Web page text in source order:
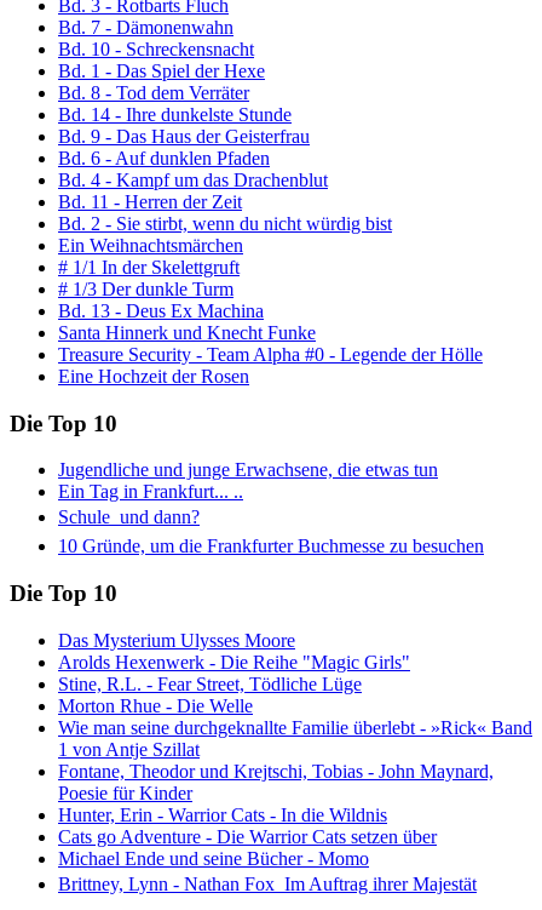
Bd. 3 - Rotbarts Fluch
Bd. 7 - Dämonenwahn
Bd. 10 - Schreckensnacht
Bd. 1 - Das Spiel der Hexe
Bd. 8 - Tod dem Verräter
Bd. 14 - Ihre dunkelste Stunde
Bd. 9 - Das Haus der Geisterfrau
Bd. 6 - Auf dunklen Pfaden
Bd. 4 - Kampf um das Drachenblut
Bd. 11 - Herren der Zeit
Bd. 2 - Sie stirbt, wenn du nicht würdig bist
Ein Weihnachtsmärchen
# 1/1 In der Skelettgruft
# 1/3 Der dunkle Turm
Bd. 13 - Deus Ex Machina
Santa Hinnerk und Knecht Funke
Treasure Security - Team Alpha #0 - Legende der Hölle
Eine Hochzeit der Rosen
Die Top 10
Jugendliche und junge Erwachsene, die etwas tun
Ein Tag in Frankfurt... ..
Schule  und dann?
10 Gründe, um die Frankfurter Buchmesse zu besuchen
Die Top 10
Das Mysterium Ulysses Moore
Arolds Hexenwerk - Die Reihe "Magic Girls"
Stine, R.L. - Fear Street, Tödliche Lüge
Morton Rhue - Die Welle
Wie man seine durchgeknallte Familie überlebt - »Rick« Band
1 von Antje Szillat
Fontane, Theodor und Krejtschi, Tobias - John Maynard,
Poesie für Kinder
Hunter, Erin - Warrior Cats - In die Wildnis
Cats go Adventure - Die Warrior Cats setzen über
Michael Ende und seine Bücher - Momo
Brittney, Lynn - Nathan Fox  Im Auftrag ihrer Majestät